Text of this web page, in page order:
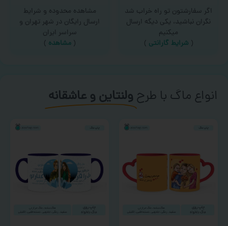
اگر سفارشتون تو راه خراب شد
نگران نباشید، یکی دیگه ارسال
میکنیم
( شرایط گارانتی )
مشاهده محدوده و شرایط
ارسال رایگان در شهر تهران و
سراسر ایران
(مشاهده )
انواع ماگ با طرح ولنتاین و عاشقانه